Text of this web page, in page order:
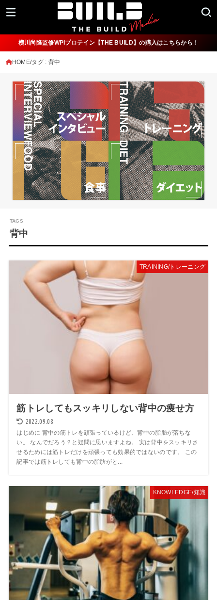
横川尚隆監修WPIプロテイン【THE BUILD】の購入はこちらから！
HOME タグ : 背中
背中
TRAINING/トレーニング
筋トレしてもスッキリしない背中の痩せ方
2022.09.08
はじめに 背中の筋トレを頑張っているけど、背中の脂肪が落ちな
い。 なんでだろう？と疑問に思いますよね。 実は背中をスッキリさ
せるためには筋トレだけを頑張っても効果的ではないのです。 この
記事では筋トレしても背中の脂肪がと...
KNOWLEDGE/知識